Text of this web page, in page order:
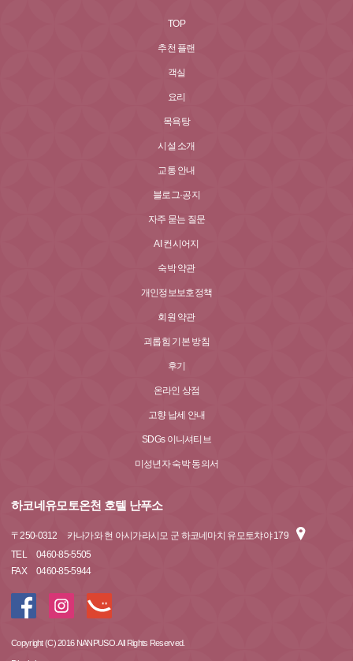
TOP
추천 플랜
객실
요리
목욕탕
시설 소개
교통 안내
블로그·공지
자주 묻는 질문
AI 컨시어지
숙박 약관
개인정보보호정책
회원 약관
괴롭힘 기본 방침
후기
온라인 상점
고향 납세 안내
SDGs 이니셔티브
미성년자 숙박 동의서
하코네유모토온천 호텔 난푸소
〒250-0312
카나가와 현 아시가라시모 군 하코네마치 유모토챠야 179
TEL
0460-85-5505
FAX
0460-85-5944
Copyright (C) 2016 NANPUSO. All Rights Reserved.